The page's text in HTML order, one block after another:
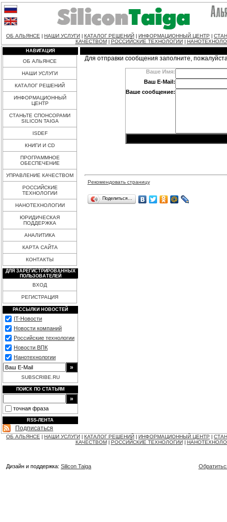
ОБ АЛЬЯНСЕ НАШИ УСЛУГИ КАТАЛОГ РЕШЕНИЙ ИНФОРМАЦИОННЫЙ ЦЕНТР
КАЧЕСТВОМ
РОССИЙСКИЕ ТЕХНОЛОГИИ
НАВИГАЦИЯ
ОБ АЛЬЯНСЕ
НАШИ УСЛУГИ
КАТАЛОГ РЕШЕНИЙ
ИНФОРМАЦИОННЫЙ
ЦЕНТР
СТАНЬТЕ СПОНСОРАМИ
SILICON TAIGA
ISDEF
КНИГИ И CD
ПРОГРАММНОЕ
ОБЕСПЕЧЕНИЕ
УПРАВЛЕНИЕ КАЧЕСТВОМ
РОССИЙСКИЕ
ТЕХНОЛОГИИ
НАНОТЕХНОЛОГИИ
ЮРИДИЧЕСКАЯ
ПОДДЕРЖКА
АНАЛИТИКА
КАРТА САЙТА
КОНТАКТЫ
ДЛЯ ЗАРЕГИСТРИРОВАННЫХ
ПОЛЬЗОВАТЕЛЕЙ
ВХОД
РЕГИСТРАЦИЯ
РАССЫЛКИ НОВОСТЕЙ
IT-Новости
Новости компаний
Российские технологии
Новости ВПК
Нанотехнологии
SUBSCRIBE.RU
ПОИСК ПО СТАТЬЯМ
точная фраза
RSS-ЛЕНТА
Подписаться
Для отправки сообщения заполните,
Ваше Имя:
Ваш E-Mail:
Ваше сообщение:
Рекомендовать страницу
Поделиться…
ОБ АЛЬЯНСЕ НАШИ УСЛУГИ КАТАЛОГ РЕШЕНИЙ ИНФОРМАЦИОННЫЙ ЦЕНТР
КАЧЕСТВОМ
РОССИЙСКИЕ ТЕХНОЛОГИИ
Дизайн и поддержка: Silicon Taiga